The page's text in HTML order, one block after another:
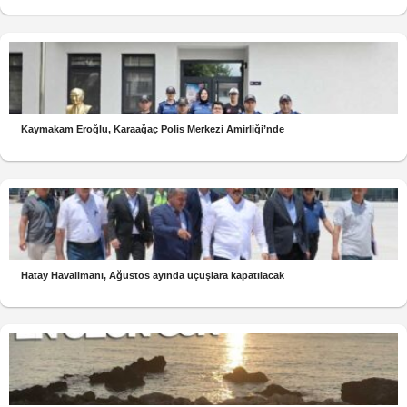
Kaymakam Eroğlu, Karaağaç Polis Merkezi Amirliği’nde
Hatay Havalimanı, Ağustos ayında uçuşlara kapatılacak